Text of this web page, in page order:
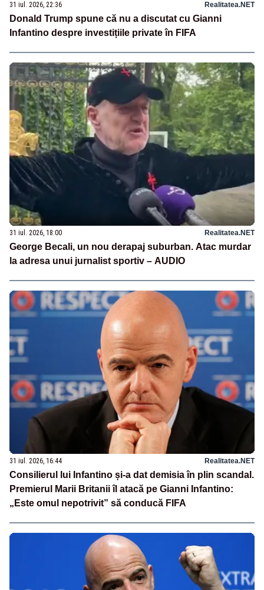
31 iul. 2026, 22:36 Realitatea.NET
Donald Trump spune că nu a discutat cu Gianni
Infantino despre investițiile private în FIFA
31 iul. 2026, 18:00 Realitatea.NET
George Becali, un nou derapaj suburban. Atac murdar
la adresa unui jurnalist sportiv – AUDIO
31 iul. 2026, 16:44 Realitatea.NET
Consilierul lui Infantino și-a dat demisia în plin scandal.
Premierul Marii Britanii îl atacă pe Gianni Infantino:
„Este omul nepotrivit” să conducă FIFA